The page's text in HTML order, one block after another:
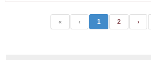
« ‹ 1 2 ›